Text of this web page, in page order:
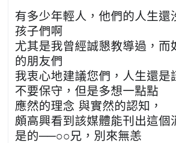
有多少年輕人，他們的人生還
孩子們啊
尤其是我曾經誠懇教導過，
的朋友們
我衷心地建議您們，人生還是
不要保守，但是多想一點點
應然的理念 與實然的認知，
頗高興看到該媒體能刊出這個
是的──○○兄，別來無恙